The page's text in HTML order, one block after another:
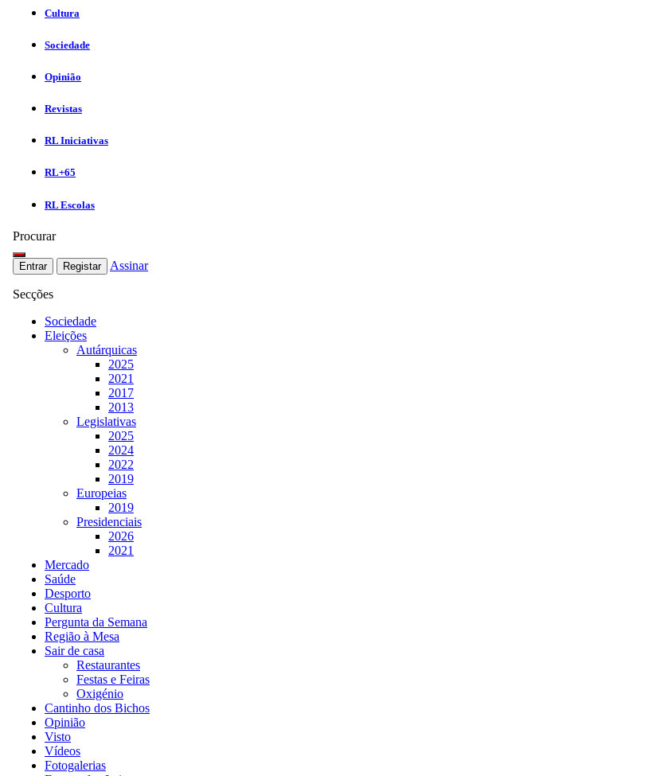
Cultura
Sociedade
Opinião
Revistas
RL Iniciativas
RL+65
RL Escolas
Procurar
Entrar Registar Assinar
Secções
Sociedade
Eleições
Autárquicas
2025
2021
2017
2013
Legislativas
2025
2024
2022
2019
Europeias
2019
Presidenciais
2026
2021
Mercado
Saúde
Desporto
Cultura
Pergunta da Semana
Região à Mesa
Sair de casa
Restaurantes
Festas e Feiras
Oxigénio
Cantinho dos Bichos
Opinião
Visto
Vídeos
Fotogalerias